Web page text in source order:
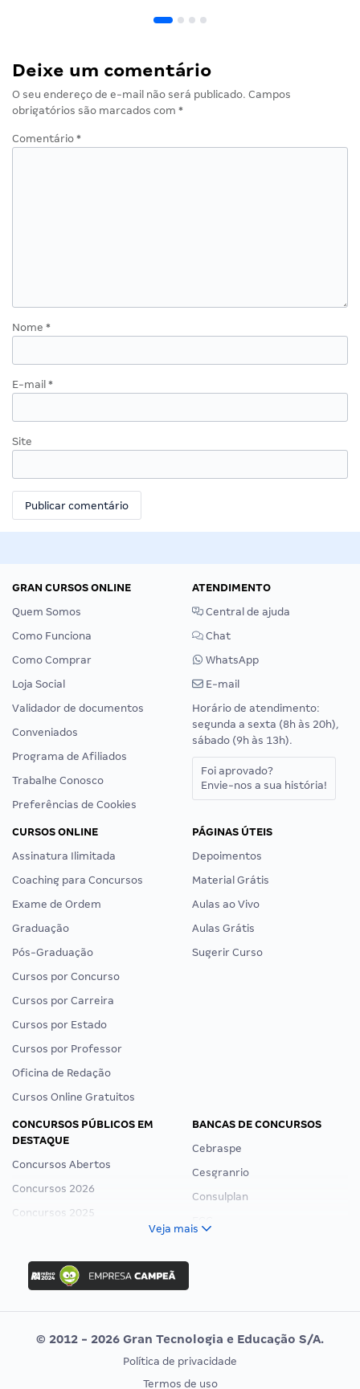
Deixe um comentário
O seu endereço de e-mail não será publicado. Campos
obrigatórios são marcados com *
Comentário *
Nome *
E-mail *
Site
GRAN CURSOS ONLINE
Quem Somos
Como Funciona
Como Comprar
Loja Social
Validador de documentos
Conveniados
Programa de Afiliados
Trabalhe Conosco
Preferências de Cookies
ATENDIMENTO
Central de ajuda
Chat
WhatsApp
E-mail
Horário de atendimento:
segunda a sexta (8h às 20h),
sábado (9h às 13h).
Foi aprovado?
Envie-nos a sua história!
CURSOS ONLINE
Assinatura Ilimitada
Coaching para Concursos
Exame de Ordem
Graduação
Pós-Graduação
Cursos por Concurso
Cursos por Carreira
Cursos por Estado
Cursos por Professor
Oficina de Redação
Cursos Online Gratuitos
PÁGINAS ÚTEIS
Depoimentos
Material Grátis
Aulas ao Vivo
Aulas Grátis
Sugerir Curso
CONCURSOS PÚBLICOS EM
DESTAQUE
Concursos Abertos
Concursos 2026
Concursos 2025
Concurso Ibama
Concurso MPU
Editais publicados
BANCAS DE CONCURSOS
Cebraspe
Cesgranrio
Consulplan
Vunesp
CONCURSOS POR PROFISSÃO
EXAME DE ORDEM
Veja mais
© 2012 - 2026 Gran Tecnologia e Educação S/A.
Política de privacidade
Termos de uso